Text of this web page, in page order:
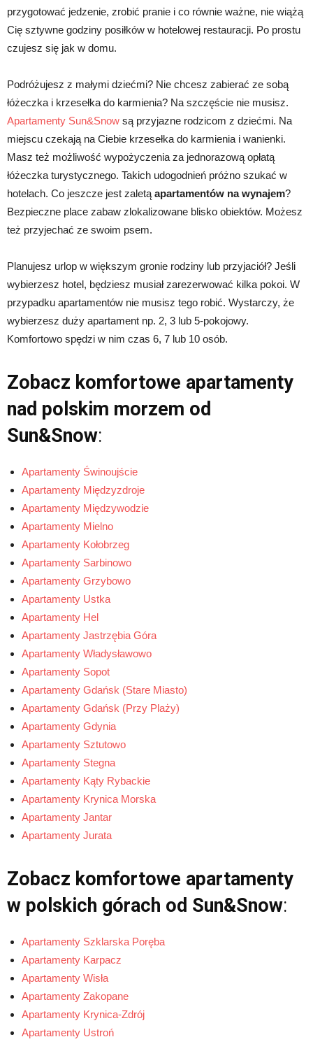
przygotować jedzenie, zrobić pranie i co równie ważne, nie wiążą
Cię sztywne godziny posiłków w hotelowej restauracji. Po prostu
czujesz się jak w domu.
Podróżujesz z małymi dziećmi? Nie chcesz zabierać ze sobą
łóżeczka i krzesełka do karmienia? Na szczęście nie musisz.
Apartamenty Sun&Snow są przyjazne rodzicom z dziećmi. Na
miejscu czekają na Ciebie krzesełka do karmienia i wanienki.
Masz też możliwość wypożyczenia za jednorazową opłatą
łóżeczka turystycznego. Takich udogodnień próżno szukać w
hotelach. Co jeszcze jest zaletą apartamentów na wynajem?
Bezpieczne place zabaw zlokalizowane blisko obiektów. Możesz
też przyjechać ze swoim psem.
Planujesz urlop w większym gronie rodziny lub przyjaciół? Jeśli
wybierzesz hotel, będziesz musiał zarezerwować kilka pokoi. W
przypadku apartamentów nie musisz tego robić. Wystarczy, że
wybierzesz duży apartament np. 2, 3 lub 5-pokojowy.
Komfortowo spędzi w nim czas 6, 7 lub 10 osób.
Zobacz komfortowe apartamenty
nad polskim morzem od
Sun&Snow:
Apartamenty Świnoujście
Apartamenty Międzyzdroje
Apartamenty Międzywodzie
Apartamenty Mielno
Apartamenty Kołobrzeg
Apartamenty Sarbinowo
Apartamenty Grzybowo
Apartamenty Ustka
Apartamenty Hel
Apartamenty Jastrzębia Góra
Apartamenty Władysławowo
Apartamenty Sopot
Apartamenty Gdańsk (Stare Miasto)
Apartamenty Gdańsk (Przy Plaży)
Apartamenty Gdynia
Apartamenty Sztutowo
Apartamenty Stegna
Apartamenty Kąty Rybackie
Apartamenty Krynica Morska
Apartamenty Jantar
Apartamenty Jurata
Zobacz komfortowe apartamenty
w polskich górach od Sun&Snow:
Apartamenty Szklarska Poręba
Apartamenty Karpacz
Apartamenty Wisła
Apartamenty Zakopane
Apartamenty Krynica-Zdrój
Apartamenty Ustroń